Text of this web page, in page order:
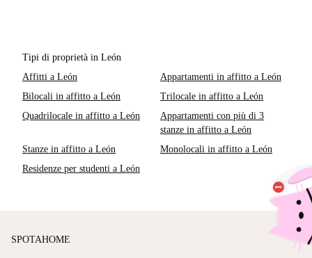
Tipi di proprietà in León
Affitti a León
Appartamenti in affitto a León
Bilocali in affitto a León
Trilocale in affitto a León
Quadrilocale in affitto a León
Appartamenti con più di 3
stanze in affitto a León
Stanze in affitto a León
Monolocali in affitto a León
Residenze per studenti a León
SPOTAHOME